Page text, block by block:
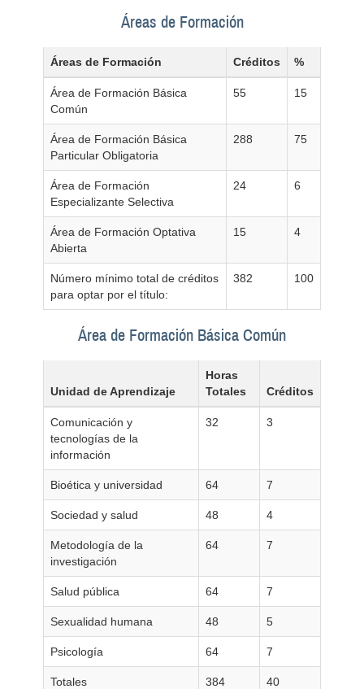
Áreas de Formación
Áreas de Formación Créditos %
Área de Formación Básica
Común
55 15
Área de Formación Básica
Particular Obligatoria
288 75
Área de Formación
Especializante Selectiva
24 6
Área de Formación Optativa
Abierta
15 4
Número mínimo total de créditos
para optar por el título:
382 100
Área de Formación Básica Común
Unidad de Aprendizaje
Horas
Totales
Créditos
Comunicación y
tecnologías de la
información
32 3
Bioética y universidad 64 7
Sociedad y salud 48 4
Metodología de la
investigación
64 7
Salud pública 64 7
Sexualidad humana 48 5
Psicología 64 7
Totales 384 40